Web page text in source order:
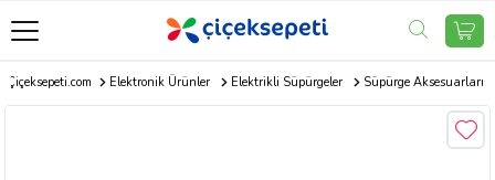
Çiçeksepeti.com Elektronik Ürünler Elektrikli Süpürgeler Süpürge Aksesuarları